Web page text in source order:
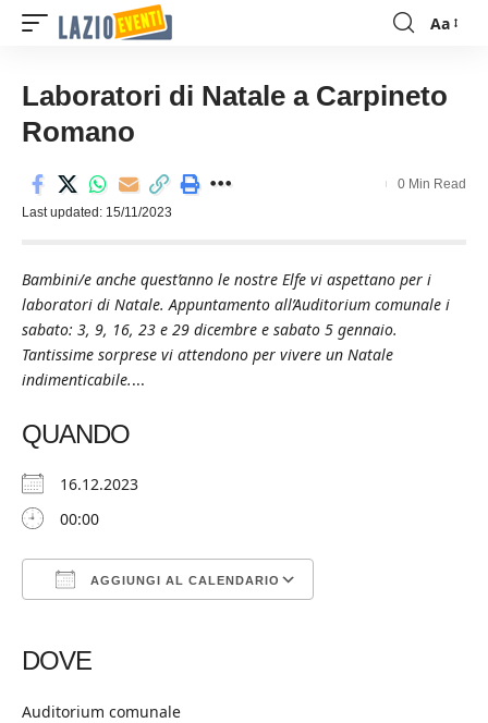
Font
Aa
Laboratori di Natale a Carpineto
Romano
Last updated: 15/11/2023
0 Min Read
Bambini/e anche quest’anno le nostre Elfe vi aspettano per i
laboratori di Natale. Appuntamento all’Auditorium comunale i
sabato: 3, 9, 16, 23 e 29 dicembre e sabato 5 gennaio.
Tantissime sorprese vi attendono per vivere un Natale
indimenticabile....
QUANDO
16.12.2023
00:00
AGGIUNGI AL CALENDARIO
DOVE
Auditorium comunale